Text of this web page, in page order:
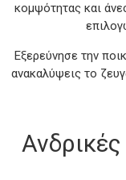
κομψότητας και
Εξερεύνησε την
ανακαλύψεις το